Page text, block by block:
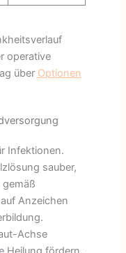
operative
über Optionen
Infektionen.
sauber,
Anzeichen
Achse